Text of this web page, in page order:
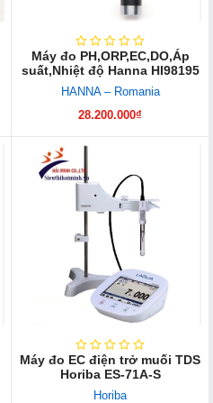
Máy đo PH,ORP,EC,DO,Áp
suất,Nhiệt độ Hanna HI98195
HANNA – Romania
28.200.000₫
Máy đo EC điện trở muối TDS
Horiba ES-71A-S
Horiba